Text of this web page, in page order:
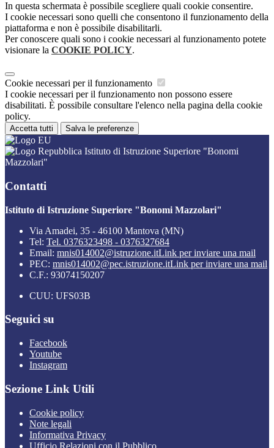
In questa schermata è possibile scegliere quali cookie consentire.
I cookie necessari sono quelli che consentono il funzionamento della
piattaforma e non è possibile disabilitarli.
Per conoscere quali sono i cookie necessari al funzionamento potete
visionare la COOKIE POLICY.
Cookie necessari per il funzionamento
I cookie necessari per il funzionamento non possono essere
disabilitati. È possibile consultare l'elenco nella pagina della cookie
policy.
Accetta tutti Salva le preferenze
Istituto di Istruzione Superiore "Bonomi
Mazzolari"
Contatti
Istituto di Istruzione Superiore "Bonomi Mazzolari"
Via Amadei, 35 - 46100 Mantova (MN)
Tel: Tel. 0376323498 - 0376327684
Email: mnis014002@istruzione.itLink per inviare una mail
PEC: mnis014002@pec.istruzione.itLink per inviare una mail
C.F.: 93074150207
CUU: UFS03B
Seguici su
Facebook
Youtube
Instagram
Sezione Link Utili
Cookie policy
Note legali
Informativa Privacy
Ufficio Relazioni con il Pubblico